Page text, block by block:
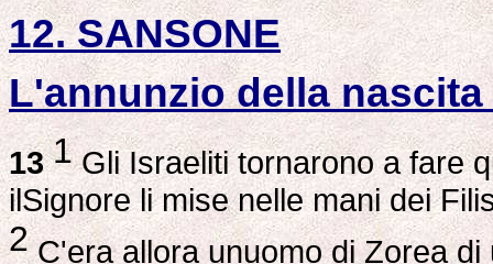
12. SANSONE
L'annunzio della
13 1Gli Israeliti tornarono a fare
ilSignore li mise nelle mani dei
2C'era allora unuomo di Zorea di